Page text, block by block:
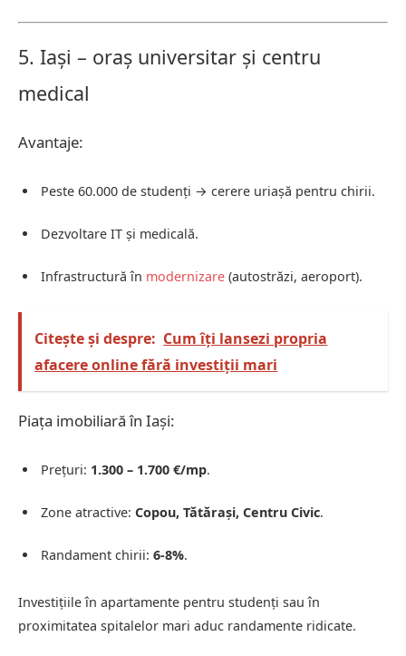
5. Iași – oraș universitar și centru
medical
Avantaje:
Peste 60.000 de studenți → cerere uriașă pentru chirii.
Dezvoltare IT și medicală.
Infrastructură în modernizare (autostrăzi, aeroport).
Citește și despre: Cum îți lansezi propria
afacere online fără investiții mari
Piața imobiliară în Iași:
Prețuri: 1.300 – 1.700 €/mp.
Zone atractive: Copou, Tătărași, Centru Civic.
Randament chirii: 6-8%.
Investițiile în apartamente pentru studenți sau în
proximitatea spitalelor mari aduc randamente ridicate.